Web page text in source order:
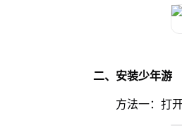
二、安装少年游
方法一：打